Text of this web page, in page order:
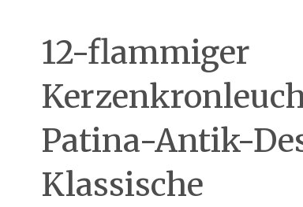
12-flammiger
Patina-Antik-
Klassische